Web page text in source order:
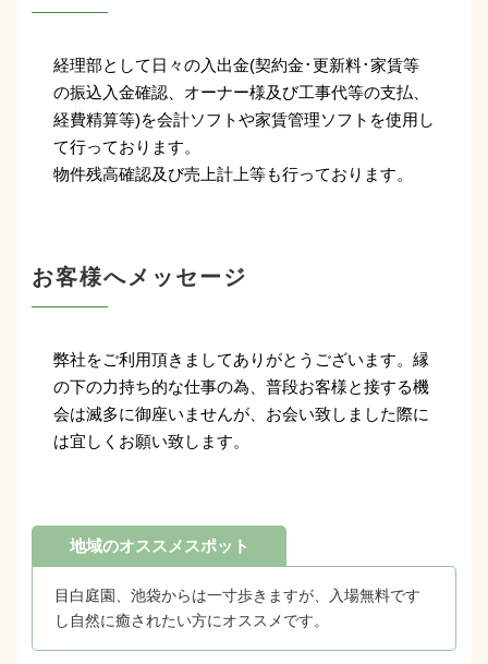
経理部として日々の入出金(契約金･更新料･家賃等
の振込入金確認、オーナー様及び工事代等の支払、
経費精算等)を会計ソフトや家賃管理ソフトを使用し
て行っております。
物件残高確認及び売上計上等も行っております。
お客様へメッセージ
弊社をご利用頂きましてありがとうございます。縁
の下の力持ち的な仕事の為、普段お客様と接する機
会は滅多に御座いませんが、お会い致しました際に
は宜しくお願い致します。
地域のオススメスポット
目白庭園、池袋からは一寸歩きますが、入場無料です
し自然に癒されたい方にオススメです。